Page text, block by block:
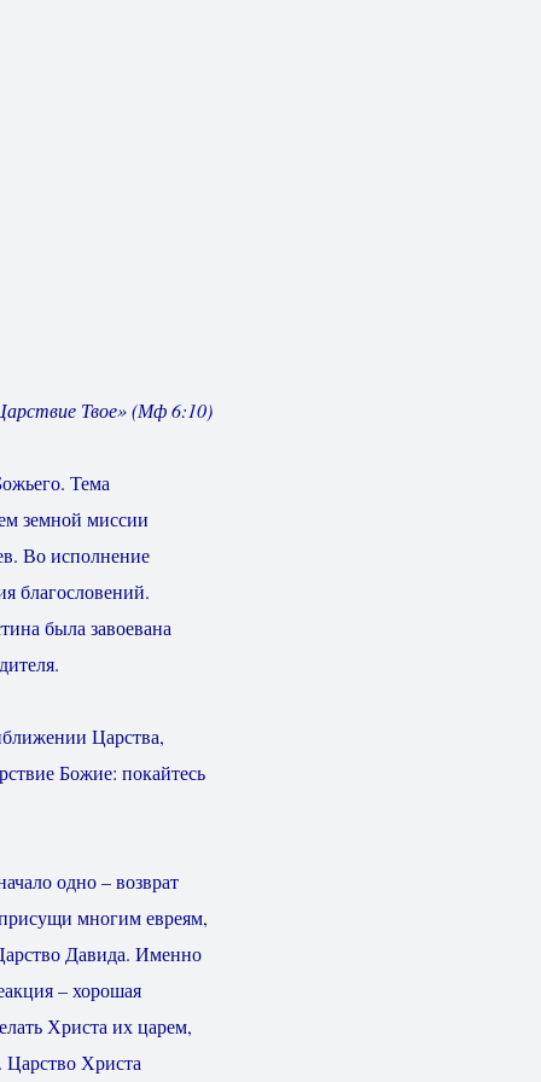
Твое» (Мф 6:10)
Тема
земной миссии
Во исполнение
благословений.
была завоевана
Царства,
Божие: покайтесь
одно – возврат
многим евреям,
Давида. Именно
– хорошая
Христа их царем,
Царство Христа